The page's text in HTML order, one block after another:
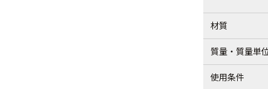
材質
質量・質量単
使用条件